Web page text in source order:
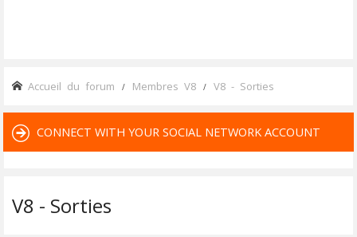
Accueil du forum Membres V8 V8 - Sorties
CONNECT WITH YOUR SOCIAL NETWORK ACCOUNT
V8 - Sorties